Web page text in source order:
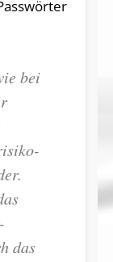
bei
das